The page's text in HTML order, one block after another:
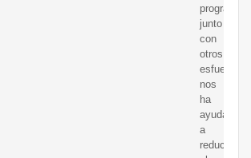
programa,
junto
con
otros
esfuerzos,
nos
ha
ayudado
a
reducir